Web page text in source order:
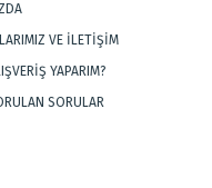
VE İLETİŞİM
YAPARIM?
SORULAR